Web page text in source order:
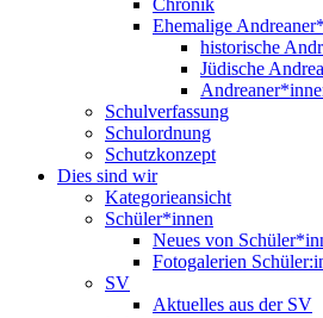
Chronik
Ehemalige
historische
Jüdische
Schulverfassung
Schulordnung
Schutzkonzept
Dies sind wir
Kategorieansicht
Schüler*innen
Neues von
Fotogalerien
SV
Aktuelles aus der SV